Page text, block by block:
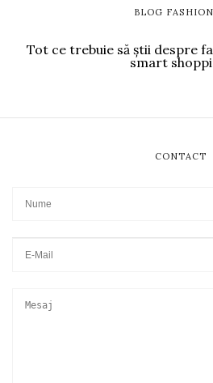
BLOG
Tot ce trebuie să știi despre
smart
CONTACT